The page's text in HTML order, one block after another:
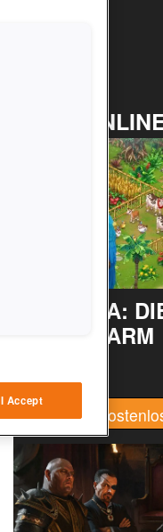
TOP
TAONGA:
INSELFARM
Jetzt
I Accept